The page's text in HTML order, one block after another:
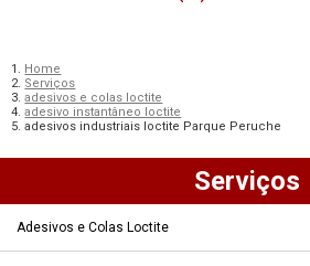
Home
Serviços
adesivos e colas loctite
adesivo instantâneo loctite
adesivos industriais loctite Parque Peruche
Serviços
Adesivos e Colas Loctite